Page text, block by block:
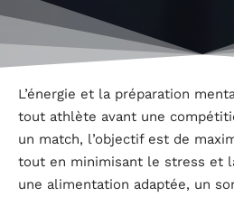
L’énergie et la préparation
tout athlète avant une
un match, l’objectif est de
tout en minimisant le stress et
une alimentation adaptée, un